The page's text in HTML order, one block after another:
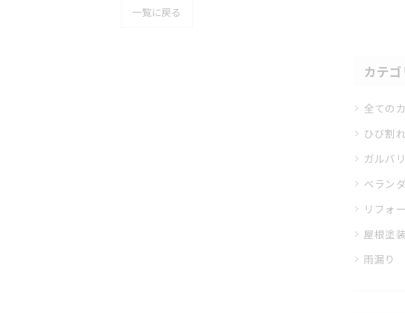
一覧に戻る
カテ
全ての
ひび割れ
ガルバ
ベラン
リフォ
屋根塗装
雨漏り